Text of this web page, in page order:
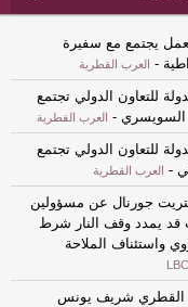
يجتمع مع سفيرة
- العرب القطرية
للتعاون الدولي تجتمع
السويسري - العرب القطرية
للتعاون الدولي تجتمع
- العرب القطرية
جورنال عن مسؤولين
قد يمدد وقف النار شرط
واستئناف الملاحة
LBCI
القطري شريف يونس